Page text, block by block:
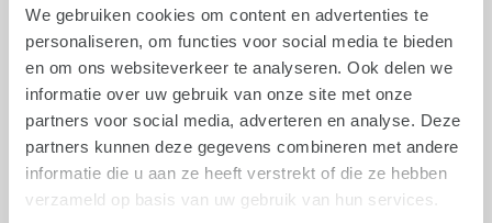
We gebruiken cookies om content en advertenties te
personaliseren, om functies voor social media te bieden
en om ons websiteverkeer te analyseren. Ook delen we
informatie over uw gebruik van onze site met onze
partners voor social media, adverteren en analyse. Deze
partners kunnen deze gegevens combineren met andere
informatie die u aan ze heeft verstrekt of die ze hebben
verzameld op basis van uw gebruik van hun services.
die steeds verder digitaliseert, zien wij dat wat wel aan papier
wordt toevertrouwd, steeds belangrijker is. Met een luxe
paperclip maak je je huisstijl af.
Het productie proces